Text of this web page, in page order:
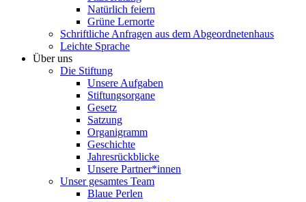
Natürlich feiern
Grüne Lernorte
Schriftliche Anfragen aus dem Abgeordnetenhaus
Leichte Sprache
Über uns
Die Stiftung
Unsere Aufgaben
Stiftungsorgane
Gesetz
Satzung
Organigramm
Geschichte
Jahresrückblicke
Unsere Partner*innen
Unser gesamtes Team
Blaue Perlen